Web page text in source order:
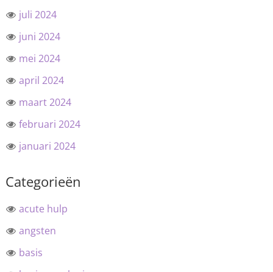
juli 2024
juni 2024
mei 2024
april 2024
maart 2024
februari 2024
januari 2024
Categorieën
acute hulp
angsten
basis